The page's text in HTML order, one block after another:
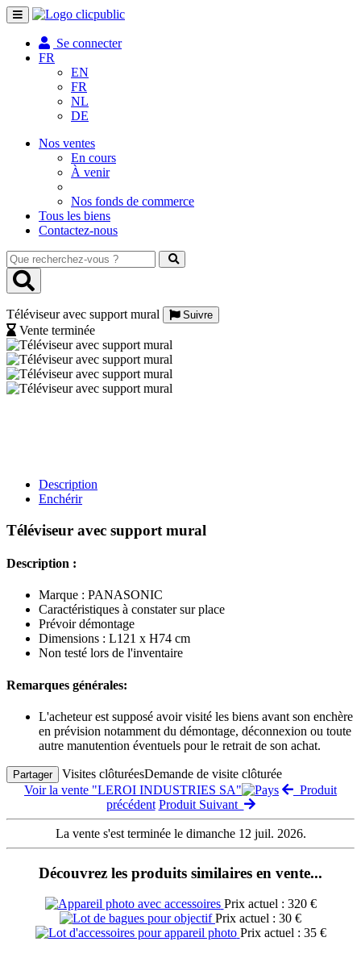
Toggle
navigation
Se connecter
FR
EN
FR
NL
DE
Nos ventes
En cours
À venir
Nos fonds de commerce
Tous les biens
Contactez-nous
Que
recherchez-
vous
Téléviseur avec support mural
Suivre
Vente terminée
Description
Enchérir
Téléviseur avec support mural
Description :
Marque : PANASONIC
Caractéristiques à constater sur place
Prévoir démontage
Dimensions : L121 x H74 cm
Non testé lors de l'inventaire
Remarques générales:
L'acheteur est supposé avoir visité les biens avant son enchère
en prévision notamment du démontage, déconnexion ou toute
autre manutention éventuels pour le retrait de son achat.
Partager Visites clôturéesDemande de visite clôturée
Voir la vente "LEROI INDUSTRIES SA"
Produit
précédent Produit Suivant
La vente s'est terminée le dimanche 12 juil. 2026.
Découvrez les produits similaires en vente...
Prix actuel : 320 €
Prix actuel : 30 €
Prix actuel : 35 €